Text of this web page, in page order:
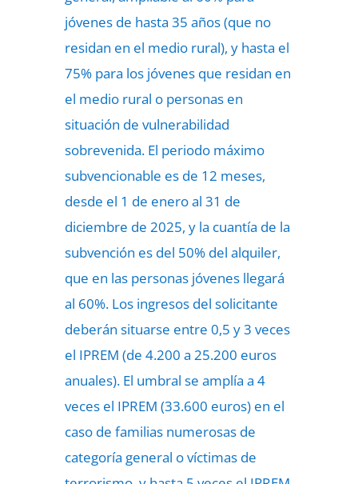
jóvenes de hasta 35 años (que no
residan en el medio rural), y hasta el
75% para los jóvenes que residan en
el medio rural o personas en
situación de vulnerabilidad
sobrevenida. El periodo máximo
subvencionable es de 12 meses,
desde el 1 de enero al 31 de
diciembre de 2025, y la cuantía de la
subvención es del 50% del alquiler,
que en las personas jóvenes llegará
al 60%. Los ingresos del solicitante
deberán situarse entre 0,5 y 3 veces
el IPREM (de 4.200 a 25.200 euros
anuales). El umbral se amplía a 4
veces el IPREM (33.600 euros) en el
caso de familias numerosas de
categoría general o víctimas de